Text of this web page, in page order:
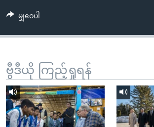
နေရာ မျှဝေပါ
ဗွီဒီယို ကြည့်ရှုရန်